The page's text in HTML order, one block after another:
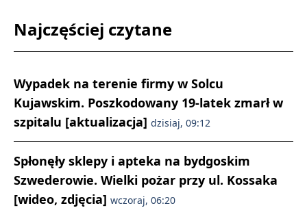
Najczęściej czytane
Wypadek na terenie firmy w Solcu
Kujawskim. Poszkodowany 19-latek zmarł w
szpitalu [aktualizacja] dzisiaj, 09:12
Spłonęły sklepy i apteka na bydgoskim
Szwederowie. Wielki pożar przy ul. Kossaka
[wideo, zdjęcia] wczoraj, 06:20